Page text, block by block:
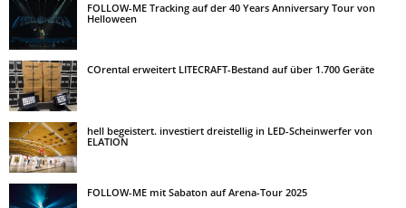
FOLLOW-ME Tracking auf der 40 Years Anniversary Tour von
Helloween
COrental erweitert LITECRAFT-Bestand auf über 1.700 Geräte
hell begeistert. investiert dreistellig in LED-Scheinwerfer von
ELATION
FOLLOW-ME mit Sabaton auf Arena-Tour 2025